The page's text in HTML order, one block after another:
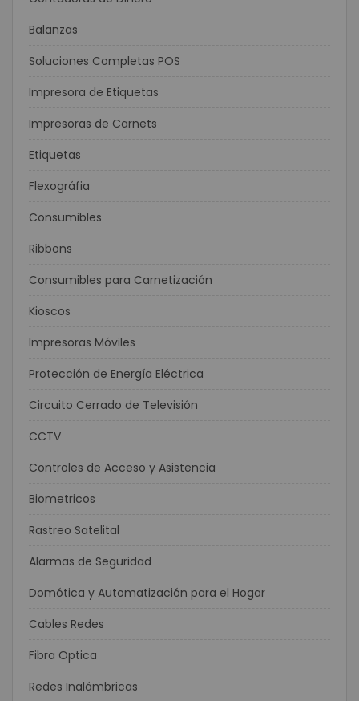
Balanzas
Soluciones Completas POS
Impresora de Etiquetas
Impresoras de Carnets
Etiquetas
Flexográfia
Consumibles
Ribbons
Consumibles para Carnetización
Kioscos
Impresoras Móviles
Protección de Energía Eléctrica
Circuito Cerrado de Televisión
CCTV
Controles de Acceso y Asistencia
Biometricos
Rastreo Satelital
Alarmas de Seguridad
Domótica y Automatización para el Hogar
Cables Redes
Fibra Optica
Redes Inalámbricas